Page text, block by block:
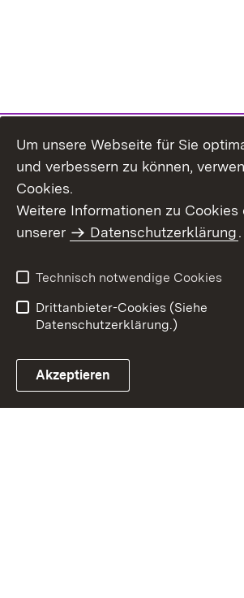
Um unsere Webseite für Sie
und verbessern zu können,
Cookies.
Weitere Informationen zu Cookies
unserer
Datenschutzerklärung.
Technisch notwendige Cookies
Drittanbieter-Cookies (Siehe
Datenschutzerklärung.)
Akzeptieren